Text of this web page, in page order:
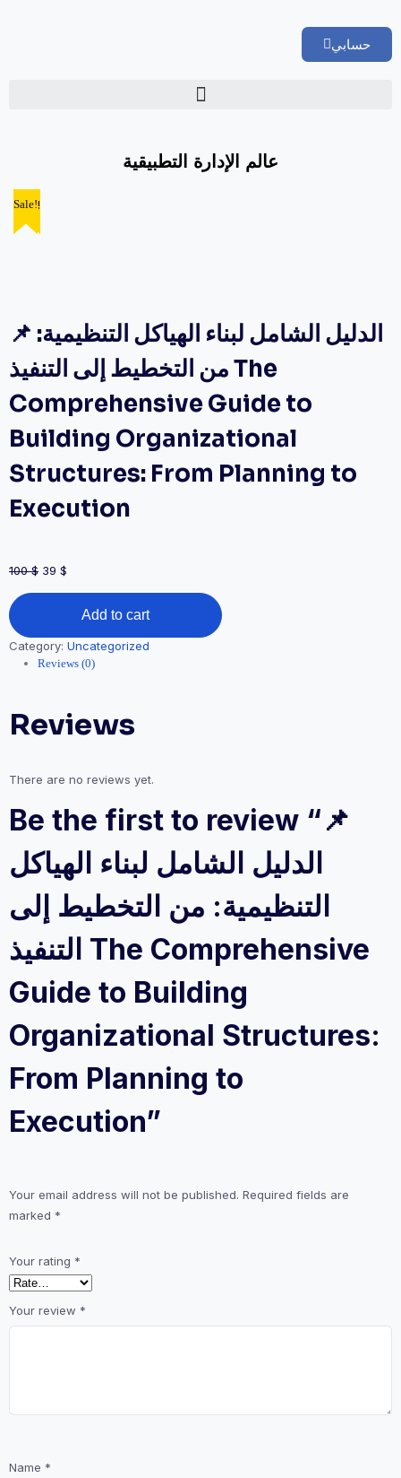
حسابي
عالم الإدارة التطبيقية
Sale!
📌 الدليل الشامل لبناء الهياكل التنظيمية:
من التخطيط إلى التنفيذ The
Comprehensive Guide to
Building Organizational
Structures: From Planning to
Execution
100$ 39 $
Add to cart
Category: Uncategorized
Reviews (0)
Reviews
There are no reviews yet.
Be the first to review “📌
الدليل الشامل لبناء الهياكل
التنظيمية: من التخطيط إلى
التنفيذ The Comprehensive
Guide to Building
Organizational Structures:
From Planning to
Execution”
Your email address will not be published. Required fields are
marked *
Your rating *
Your review *
Name *
Sale!
Sale!
Sale!
Sale!